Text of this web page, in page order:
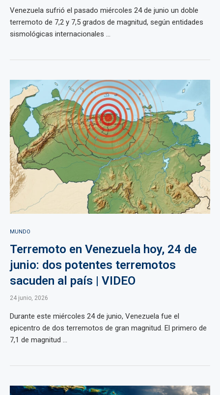
Venezuela sufrió el pasado miércoles 24 de junio un doble
terremoto de 7,2 y 7,5 grados de magnitud, según entidades
sismológicas internacionales ...
MUNDO
Terremoto en Venezuela hoy, 24 de
junio: dos potentes terremotos
sacuden al país | VIDEO
24 junio, 2026
Durante este miércoles 24 de junio, Venezuela fue el
epicentro de dos terremotos de gran magnitud. El primero de
7,1 de magnitud ...